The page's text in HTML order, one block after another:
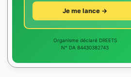
Je me lance →
Organisme déclaré DREETS
N° DA 84430382743